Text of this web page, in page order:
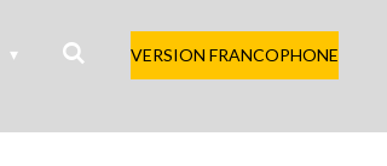
VERSION FRANCOPHONE